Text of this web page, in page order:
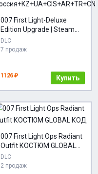
007 First Light-Deluxe
Edition Upgrade | Steam
Россия+KZ+UA+CIS+AR+T
R+CN
DLC
7 продаж
1126 ₽ Купить
007 First Light Ops Radiant
Outfit КОСТЮМ GLOBAL
КОД
DLC
2 продаж